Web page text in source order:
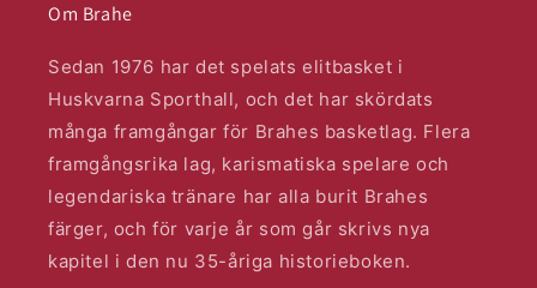
Om Brahe
Sedan 1976 har det spelats elitbasket i
Huskvarna Sporthall, och det har skördats
många framgångar för Brahes basketlag. Flera
framgångsrika lag, karismatiska spelare och
legendariska tränare har alla burit Brahes
färger, och för varje år som går skrivs nya
kapitel i den nu 35-åriga historieboken.